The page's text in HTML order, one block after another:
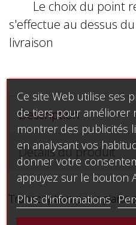
Le choix du point
s'effectue au dessus
livraison
Description
Détails du produit
Transcription pour piano
Ce site Web utilise ses
de tiers pour améliorer
montrer des publicités
en analysant vos
donner votre
appuyez sur le bouton
Plus d'informations